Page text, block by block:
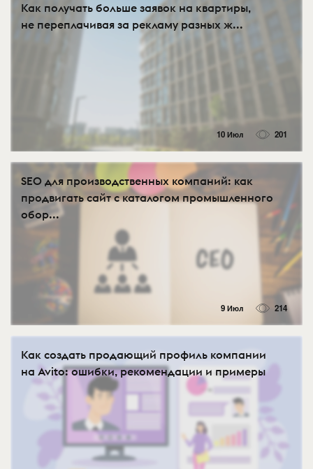
Как получать больше заявок на квартиры,
не переплачивая за рекламу разных ж...
10 Июл 201
SEO для производственных компаний: как
продвигать сайт с каталогом промышленного
обор...
9 Июл 214
Как создать продающий профиль компании
на Avito: ошибки, рекомендации и примеры